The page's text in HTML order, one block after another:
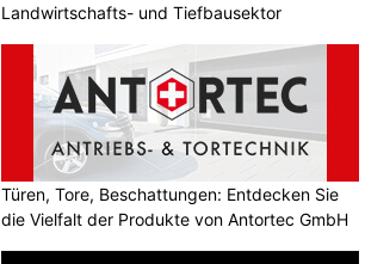
Landwirtschafts- und Tiefbausektor
Türen, Tore, Beschattungen: Entdecken Sie
die Vielfalt der Produkte von Antortec GmbH